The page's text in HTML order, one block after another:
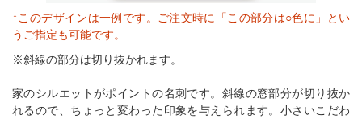
↑このデザインは一例です。ご注文時に「この部分は○色に」とい
うご指定も可能です。
※斜線の部分は切り抜かれます。
家のシルエットがポイントの名刺です。斜線の窓部分が切り抜か
れるので、ちょっと変わった印象を与えられます。小さいこだわ